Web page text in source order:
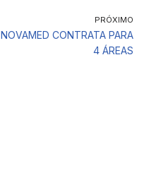
PRÓXIMO
NOVAMED CONTRATA PARA
4 ÁREAS